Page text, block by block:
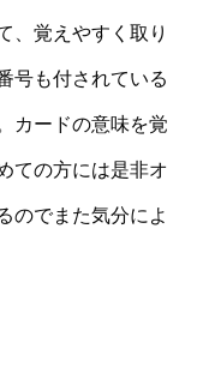
、覚えやすく取り
号も付されている
カードの意味を覚
ての方には是非オ
のでまた気分によ